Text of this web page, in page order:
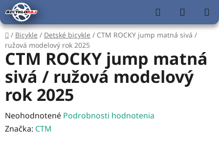
Prejsť
na
obsah
Hľadať
KOŠÍK
Domov
/ Bicykle / Detské bicykle / CTM ROCKY jump matná sivá /
ružová modelový rok 2025
CTM ROCKY jump matná
sivá / ružová modelový
rok 2025
Priemerné
hodnotenie
Neohodnotené Podrobnosti hodnotenia
Značka: CTM